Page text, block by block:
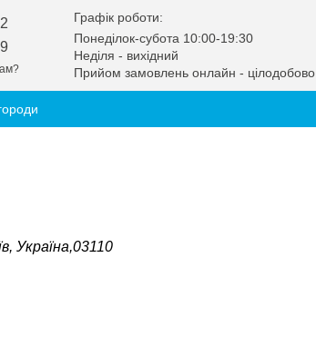
Графік роботи:
Понеділок-субота 10:00-19:30
Неділя - вихідний
Прийом замовлень онлайн - цілодобово
Україна,03110